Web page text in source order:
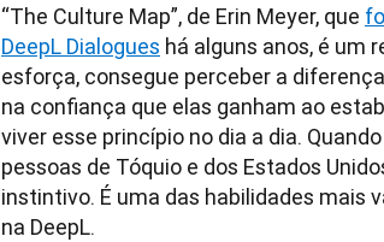
“The Culture Map”, de Erin Meyer, que
DeepL Dialogues há alguns anos, é um
esforça, consegue perceber a
na confiança que elas ganham ao
viver esse princípio no dia a dia.
pessoas de Tóquio e dos Estados
instintivo. É uma das habilidades mais
na DeepL.